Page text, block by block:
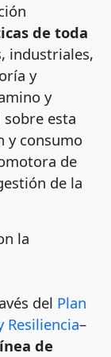
de toda
industriales,
y
y
esta
y consumo
de
de la
la
del Plan
Resiliencia–
de